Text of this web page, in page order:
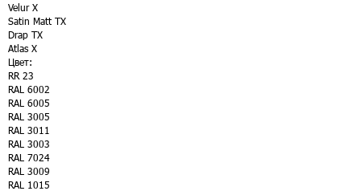
Velur X
Satin Matt TX
Drap TX
Atlas X
Цвет:
RR 23
RAL 6002
RAL 6005
RAL 3005
RAL 3011
RAL 3003
RAL 7024
RAL 3009
RAL 1015